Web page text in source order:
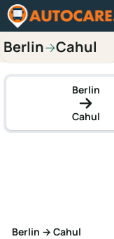
Berlin→Cahul
Berlin
Cahul
Berlin → Cahul